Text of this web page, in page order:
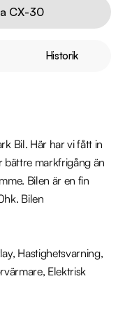
Historik
Bil. Här har vi fått in
bättre markfrigång än
Bilen är en fin
Bilen
Hastighetsvarning,
Elektrisk
CX-30